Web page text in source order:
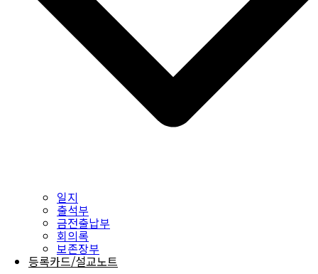
일지
출석부
금전출납부
회의록
보존장부
등록카드/설교노트